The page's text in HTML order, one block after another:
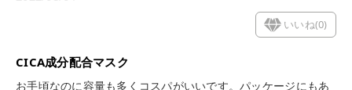
いいね(0)
CICA成分配合マスク
お手頃なのに容量も多くコスパがいいです。パッケージにもあ